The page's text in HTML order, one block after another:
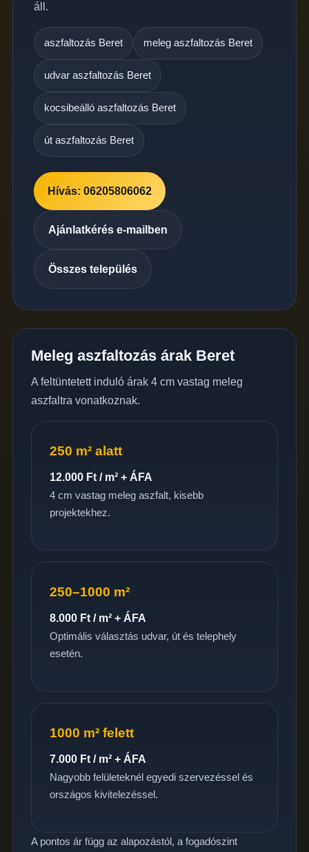
áll.
aszfaltozás Beret meleg aszfaltozás Beret
udvar aszfaltozás Beret
kocsibeálló aszfaltozás Beret
út aszfaltozás Beret
Hívás: 06205806062
Ajánlatkérés e-mailben
Összes település
Meleg aszfaltozás árak Beret
A feltüntetett induló árak 4 cm vastag meleg
aszfaltra vonatkoznak.
250 m² alatt
12.000 Ft / m² + ÁFA
4 cm vastag meleg aszfalt, kisebb
projektekhez.
250–1000 m²
8.000 Ft / m² + ÁFA
Optimális választás udvar, út és telephely
esetén.
1000 m² felett
7.000 Ft / m² + ÁFA
Nagyobb felületeknél egyedi szervezéssel és
országos kivitelezéssel.
A pontos ár függ az alapozástól, a fogadószint